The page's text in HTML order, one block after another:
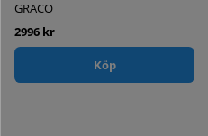
GRACO
2996 kr
Köp